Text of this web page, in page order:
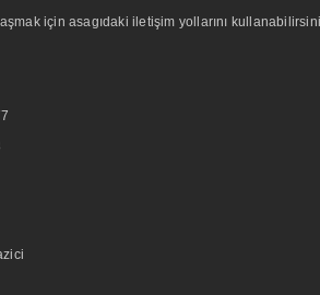
için asagıdaki iletişim yollarını